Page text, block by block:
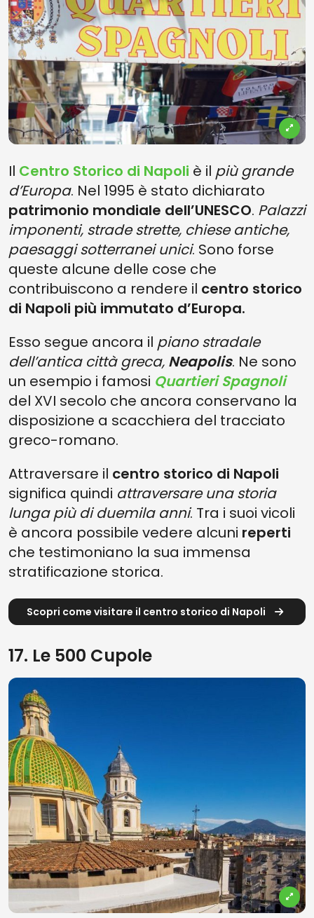
Il Centro Storico di Napoli è il più grande
d’Europa. Nel 1995 è stato dichiarato
patrimonio mondiale dell’UNESCO. Palazzi
imponenti, strade strette, chiese antiche,
paesaggi sotterranei unici. Sono forse
queste alcune delle cose che
contribuiscono a rendere il centro storico
di Napoli più immutato d’Europa.
Esso segue ancora il piano stradale
dell’antica città greca, Neapolis. Ne sono
un esempio i famosi Quartieri Spagnoli
del XVI secolo che ancora conservano la
disposizione a scacchiera del tracciato
greco-romano.
Attraversare il centro storico di Napoli
significa quindi attraversare una storia
lunga più di duemila anni. Tra i suoi vicoli
è ancora possibile vedere alcuni reperti
che testimoniano la sua immensa
stratificazione storica.
Scopri come visitare il centro storico di Napoli
17. Le 500 Cupole